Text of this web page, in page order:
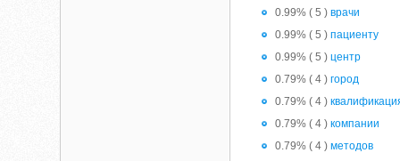
0.99% ( 5 )врачи
0.99% ( 5 )пациенту
0.99% ( 5 )центр
0.79% ( 4 )город
0.79% ( 4 )
0.79% ( 4 )компании
0.79% ( 4 )методов